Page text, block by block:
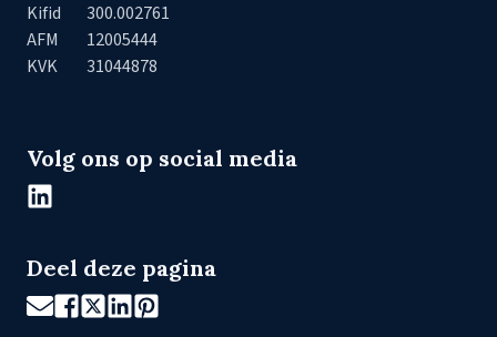
Kifid
300.002761
AFM
12005444
KVK
31044878
Volg ons op social media
Deel deze pagina